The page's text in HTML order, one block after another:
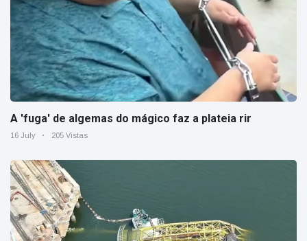
A 'fuga' de algemas do mágico faz a plateia rir
16 July 205 Vistas